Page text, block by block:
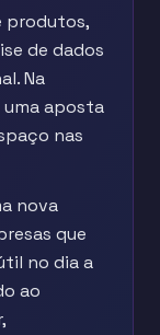
produtos,
de dados
Na
uma aposta
nas
nova
que
no dia a
ao